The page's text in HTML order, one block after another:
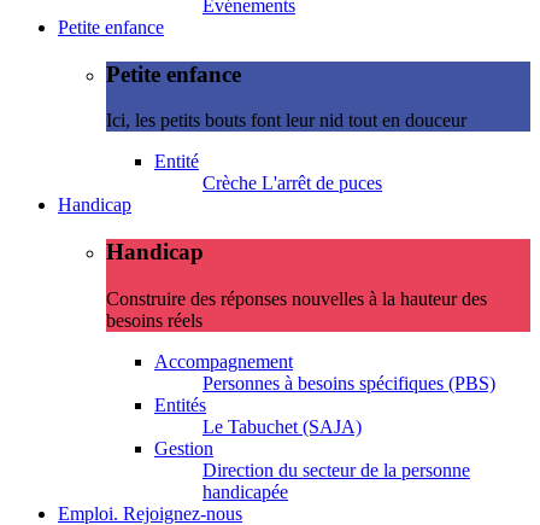
Evénements
Petite enfance
Petite enfance
Ici, les petits bouts font leur nid tout en douceur
Entité
Crèche L'arrêt de puces
Handicap
Handicap
Construire des réponses nouvelles à la hauteur des
besoins réels
Accompagnement
Personnes à besoins spécifiques (PBS)
Entités
Le Tabuchet (SAJA)
Gestion
Direction du secteur de la personne
handicapée
Emploi. Rejoignez-nous